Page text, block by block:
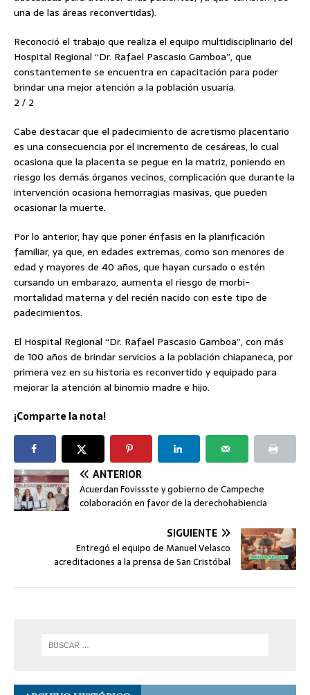
una de las áreas reconvertidas).
Reconoció el trabajo que realiza el equipo multidisciplinario del
Hospital Regional “Dr. Rafael Pascasio Gamboa”, que
constantemente se encuentra en capacitación para poder
brindar una mejor atención a la población usuaria.
2 / 2
Cabe destacar que el padecimiento de acretismo placentario
es una consecuencia por el incremento de cesáreas, lo cual
ocasiona que la placenta se pegue en la matriz, poniendo en
riesgo los demás órganos vecinos, complicación que durante la
intervención ocasiona hemorragias masivas, que pueden
ocasionar la muerte.
Por lo anterior, hay que poner énfasis en la planificación
familiar, ya que, en edades extremas, como son menores de
edad y mayores de 40 años, que hayan cursado o estén
cursando un embarazo, aumenta el riesgo de morbi-
mortalidad materna y del recién nacido con este tipo de
padecimientos.
El Hospital Regional “Dr. Rafael Pascasio Gamboa”, con más
de 100 años de brindar servicios a la población chiapaneca, por
primera vez en su historia es reconvertido y equipado para
mejorar la atención al binomio madre e hijo.
¡Comparte la nota!
ANTERIOR
Acuerdan Fovissste y gobierno de Campeche
colaboración en favor de la derechohabiencia
SIGUIENTE
Entregó el equipo de Manuel Velasco
acreditaciones a la prensa de San Cristóbal